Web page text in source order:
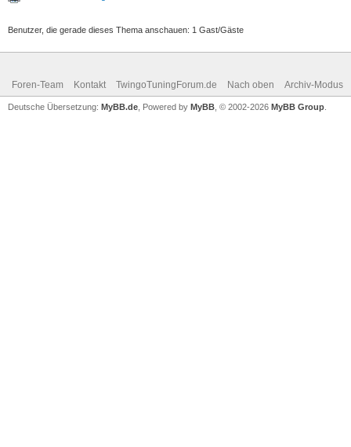
Benutzer, die gerade dieses Thema anschauen: 1 Gast/Gäste
Foren-Team Kontakt TwingoTuningForum.de Nach oben Archiv-Modus
Deutsche Übersetzung: MyBB.de , Powered by MyBB , © 2002-2026 MyBB Group